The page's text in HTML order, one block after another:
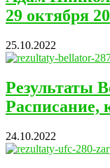
29 октября
25.10.2022
Результаты
Расписание,
24.10.2022